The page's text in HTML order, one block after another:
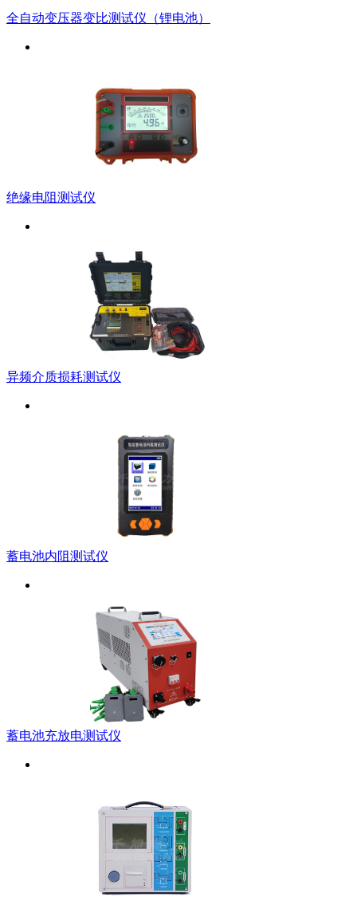
全自动变压器变比测试仪（锂电池）
绝缘电阻测试仪
异频介质损耗测试仪
蓄电池内阻测试仪
蓄电池充放电测试仪